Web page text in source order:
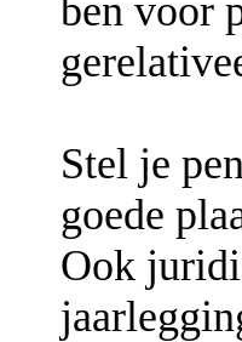
ben voor
Stel je
goede
Ook